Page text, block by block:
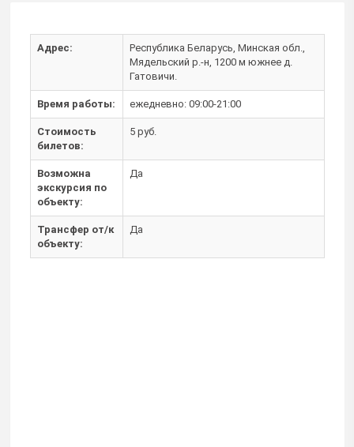
Адрес:
Республика Беларусь, Минская обл.,
Мядельский р.-н, 1200 м южнее д.
Гатовичи.
Время работы: ежедневно: 09:00-21:00
Стоимость
билетов:
5 руб.
Возможна
экскурсия по
объекту:
Да
Трансфер от/к
объекту:
Да